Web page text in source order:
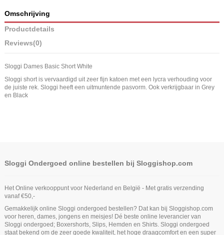
Omschrijving
Productdetails
Reviews(0)
Sloggi Dames Basic Short White
Sloggi short is vervaardigd uit zeer fijn katoen met een lycra verhouding voor
de juiste rek. Sloggi heeft een uitmuntende pasvorm. Ook verkrijgbaar in Grey
en Black
Sloggi Ondergoed online bestellen bij Sloggishop.com
Het Online verkooppunt voor Nederland en België - Met gratis verzending
vanaf €50,-
Gemakkelijk online Sloggi ondergoed bestellen? Dat kan bij Sloggishop.com
voor heren, dames, jongens en meisjes! Dé beste online leverancier van
Sloggi ondergoed; Boxershorts, Slips, Hemden en Shirts. Sloggi ondergoed
staat bekend om de zeer goede kwaliteit, het hoge draagcomfort en een super